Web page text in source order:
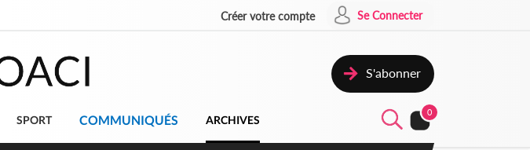
Créer votre compte Se Connecter
S'abonner
SPORT COMMUNIQUÉS ARCHIVES
0